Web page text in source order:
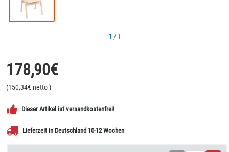
1 / 1
178,90€
(150,34€ netto)
Dieser Artikel ist versandkostenfrei!
Lieferzeit in Deutschland 10-12 Wochen